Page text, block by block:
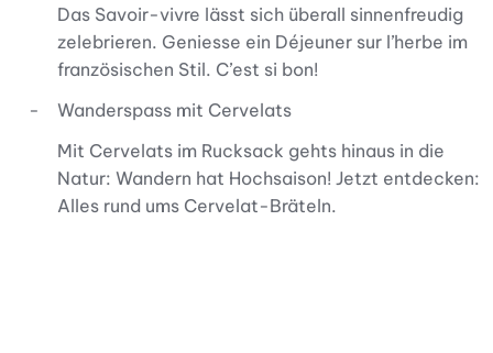
Das Savoir-vivre lässt sich überall sinnenfreudig
zelebrieren. Geniesse ein Déjeuner sur l’herbe im
französischen Stil. C’est si bon!
Wanderspass mit Cervelats
Mit Cervelats im Rucksack gehts hinaus in die
Natur: Wandern hat Hochsaison! Jetzt entdecken:
Alles rund ums Cervelat-Bräteln.